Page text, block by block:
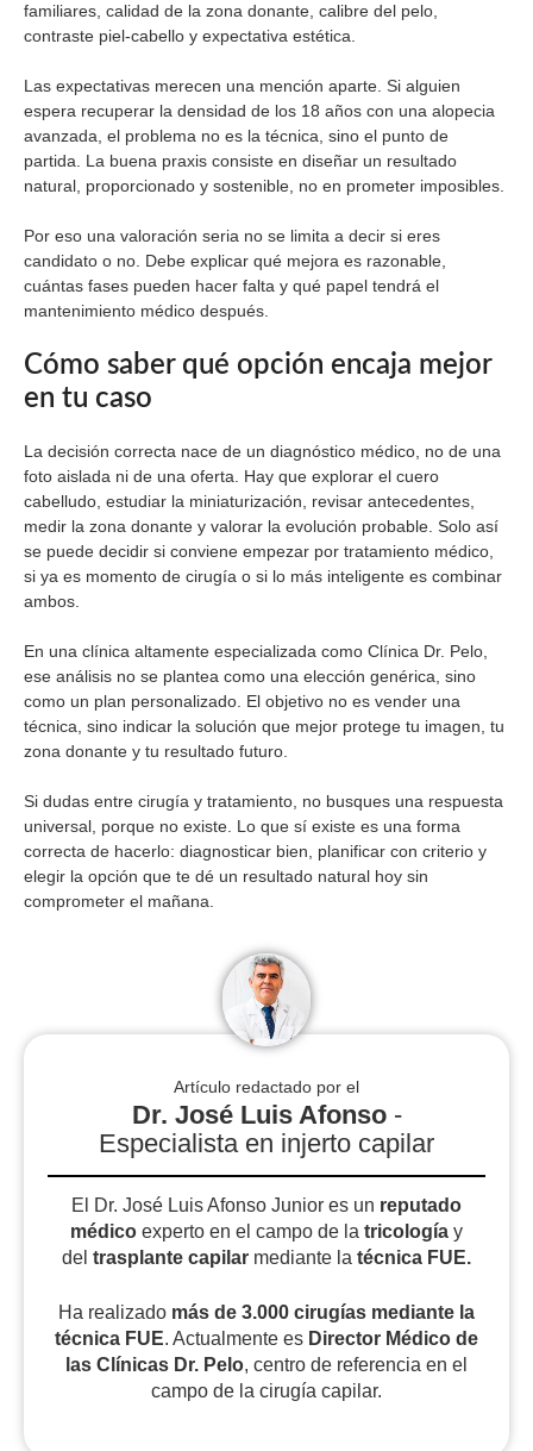
familiares, calidad de la zona donante, calibre del pelo,
contraste piel-cabello y expectativa estética.
Las expectativas merecen una mención aparte. Si alguien
espera recuperar la densidad de los 18 años con una alopecia
avanzada, el problema no es la técnica, sino el punto de
partida. La buena praxis consiste en diseñar un resultado
natural, proporcionado y sostenible, no en prometer imposibles.
Por eso una valoración seria no se limita a decir si eres
candidato o no. Debe explicar qué mejora es razonable,
cuántas fases pueden hacer falta y qué papel tendrá el
mantenimiento médico después.
Cómo saber qué opción encaja mejor
en tu caso
La decisión correcta nace de un diagnóstico médico, no de una
foto aislada ni de una oferta. Hay que explorar el cuero
cabelludo, estudiar la miniaturización, revisar antecedentes,
medir la zona donante y valorar la evolución probable. Solo así
se puede decidir si conviene empezar por tratamiento médico,
si ya es momento de cirugía o si lo más inteligente es combinar
ambos.
En una clínica altamente especializada como Clínica Dr. Pelo,
ese análisis no se plantea como una elección genérica, sino
como un plan personalizado. El objetivo no es vender una
técnica, sino indicar la solución que mejor protege tu imagen, tu
zona donante y tu resultado futuro.
Si dudas entre cirugía y tratamiento, no busques una respuesta
universal, porque no existe. Lo que sí existe es una forma
correcta de hacerlo: diagnosticar bien, planificar con criterio y
elegir la opción que te dé un resultado natural hoy sin
comprometer el mañana.
Artículo redactado por el
Dr. José Luis Afonso-
Especialista en injerto capilar
El Dr. José Luis Afonso Junior es un reputado
médico experto en el campo de la tricología y
del trasplante capilar mediante la técnica FUE.
Ha realizado más de 3.000 cirugías mediante la
técnica FUE. Actualmente es Director Médico de
las Clínicas Dr. Pelo, centro de referencia en el
campo de la cirugía capilar.